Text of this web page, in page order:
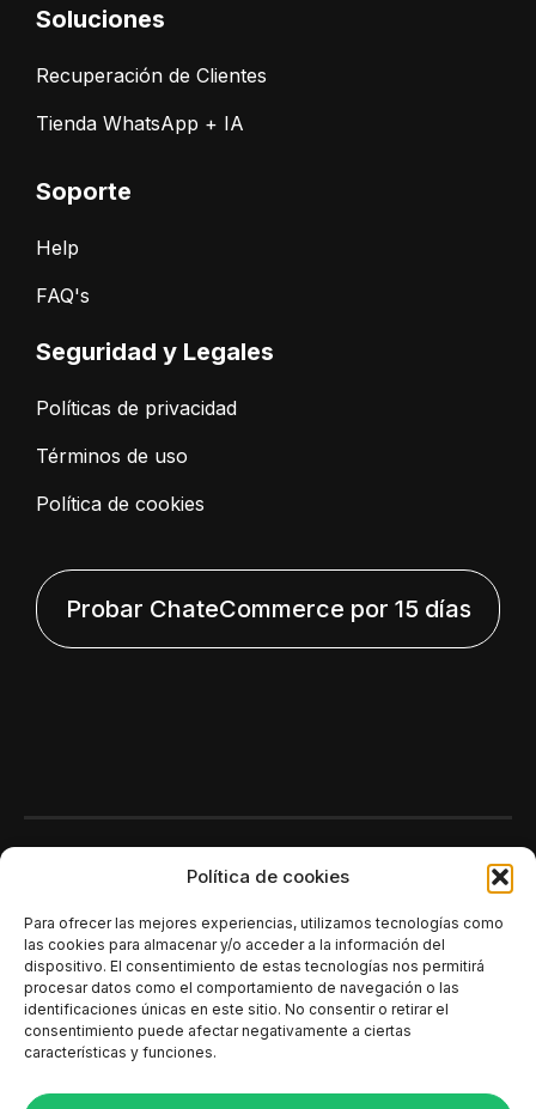
Polí­tica de cookies
Para ofrecer las mejores experiencias, utilizamos tecnologías como
las cookies para almacenar y/o acceder a la información del
dispositivo. El consentimiento de estas tecnologías nos permitirá
procesar datos como el comportamiento de navegación o las
identificaciones únicas en este sitio. No consentir o retirar el
consentimiento puede afectar negativamente a ciertas
características y funciones.
Soluciones
Recuperación de Clientes
Tienda WhatsApp + IA
Soporte
Help
FAQ's
Seguridad y Legales
Políticas de privacidad
Términos de uso
Política de cookies
Probar ChateCommerce por 15 días